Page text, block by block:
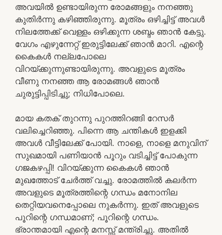
അവയില്‍ ഉണ്ടായിരുന്ന രോമങ്ങളും നനഞ്ഞു
കുതിര്‍ന്നു കഴിഞ്ഞിരുന്നു. മൂത്രം ഒഴിച്ചിട്ട് അവള്‍
നിലത്തേക്ക് വെള്ളം ഒഴിക്കുന്ന ശബ്ദം ഞാന്‍ കേട്ടു.
വേഗം എഴുന്നേറ്റ് ഇരുട്ടിലേക്ക് ഞാന്‍ മാറി. എന്റെ
കൈകള്‍ നല്ലപോലെ
വിറയ്ക്കുന്നുണ്ടായിരുന്നു. അവളുടെ മൂത്രം
വീണു നനഞ്ഞ ആ രോമങ്ങള്‍ ഞാന്‍
ചുരുട്ടിപ്പിടിച്ചു; നിധിപോലെ.
മായ കതക് തുറന്നു പുറത്തിറങ്ങി റേസര്‍
വലിച്ചെറിഞ്ഞു. പിന്നെ ആ ചന്തികള്‍ ഇളക്കി
അവള്‍ വീട്ടിലേക്ക് പോയി. നാളെ, നാളെ മനുവിന്
സുഖമായി പണിയാന്‍ പൂറും വടിച്ചിട്ട് പോകുന്ന
ഗജകഴപ്പി! വിറയ്ക്കുന്ന കൈകള്‍ ഞാന്‍
മുഖത്തോട് ചേര്‍ത്ത് വച്ചു. രോമത്തില്‍ കലര്‍ന്ന
അവളുടെ മൂത്രത്തിന്റെ ഗന്ധം മനോനില
തെറ്റിയവനെപ്പോലെ നുകര്‍ന്നു. ഇത് അവളുടെ
പൂറിന്റെ ഗന്ധമാണ്; പൂറിന്റെ ഗന്ധം.
ഭ്രാന്തമായി എന്റെ മനസ്സ് മന്ത്രിച്ചു. അതില്‍